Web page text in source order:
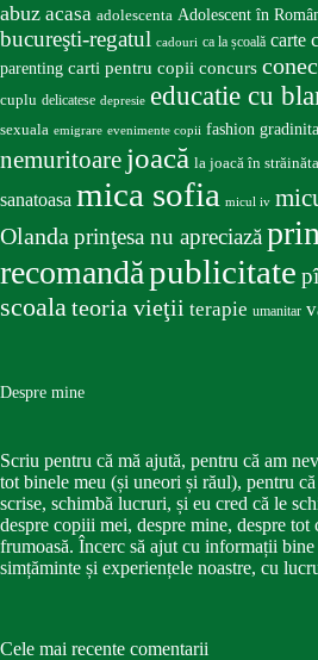
abuz acasa adolescenta Adolescent în
bucureşti-regatul cadouri ca la școală carte
parenting carti pentru copii concurs
cuplu delicatese depresie educatie cu
sexuala emigrare evenimente copii fashion gradinita
nemuritoare joacă la joacă în
sanatoasa mica sofia micul iv
Olandaprinţesa nu apreciază
recomandăpublicitate
scoalateoria vieţii terapie umanitar
Despre mine
Scriu pentru că mă ajută, pentru că am
tot binele meu (și uneori și răul), pentru
scrise, schimbă lucruri, și eu cred că le
despre copiii mei, despre mine, despre tot
frumoasă. Încerc să ajut cu informații bine
simțăminte și experiențele noastre, cu
Cele mai recente comentarii